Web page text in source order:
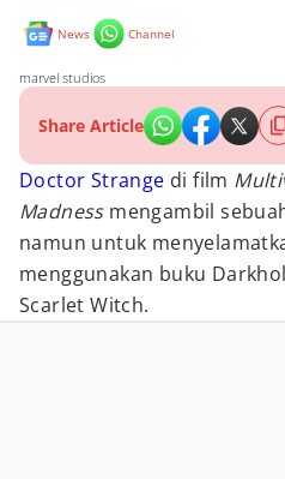
News Channel
marvel studios
Share Article
Doctor Strange di film
Madness mengambil
namun untuk
menggunakan buku
Scarlet Witch.